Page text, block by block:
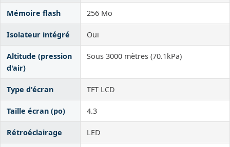
Mémoire flash 256 Mo
Isolateur intégré Oui
Altitude (pression
d'air)
Sous 3000 mètres (70.1kPa)
Type d'écran TFT LCD
Taille écran (po) 4.3
Rétroéclairage LED